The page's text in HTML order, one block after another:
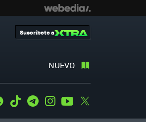
NUEVO
Suscríbete a
WhatsApp
Tiktok TelegramInstagramYoutube